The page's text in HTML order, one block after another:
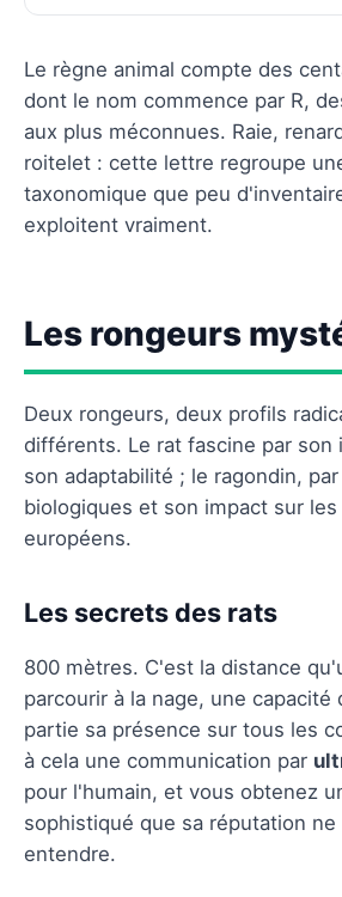
Les rongeurs mystérieux
Les oiseaux majestueux
Questions fréquentes
Le règne animal compte des
dont le nom commence par R,
aux plus méconnues. Raie,
roitelet : cette lettre regroupe
taxonomique que peu
exploitent vraiment.
Les rongeurs
Deux rongeurs, deux profils
différents. Le rat fascine par son
son adaptabilité ; le ragondin,
biologiques et son impact sur
européens.
Les secrets des rats
800 mètres. C'est la distance
parcourir à la nage, une capacité
partie sa présence sur tous les
à cela une communication par
pour l'humain, et vous obtenez
sophistiqué que sa réputation ne
entendre.